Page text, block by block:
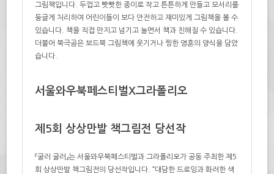
그림책입니다. 두껍고 빳빳한 종이로 작고 튼튼하게 만들고 모서리를
둥글게 처리하여 어린이들이 보다 안전하고 재미있게 그림책을 볼 수
있습니다. 책을 직접 만지고 넘기고 놀면서 책과 친해질 수 있습니다.
더불어 북극곰은 보드북 그림책에 웃기거나 찡한 영혼의 양식을 담았
습니다.
서울와우북페스티벌X그라폴리오
제5회 상상만발 책그림전 당선작
『굴러 굴러』는 서울와우북페스티벌과 그라폴리오가 공동 주최한 제5
회 상상만발 책그림전의 당선작입니다. “대담한 드로잉과 화려한 색